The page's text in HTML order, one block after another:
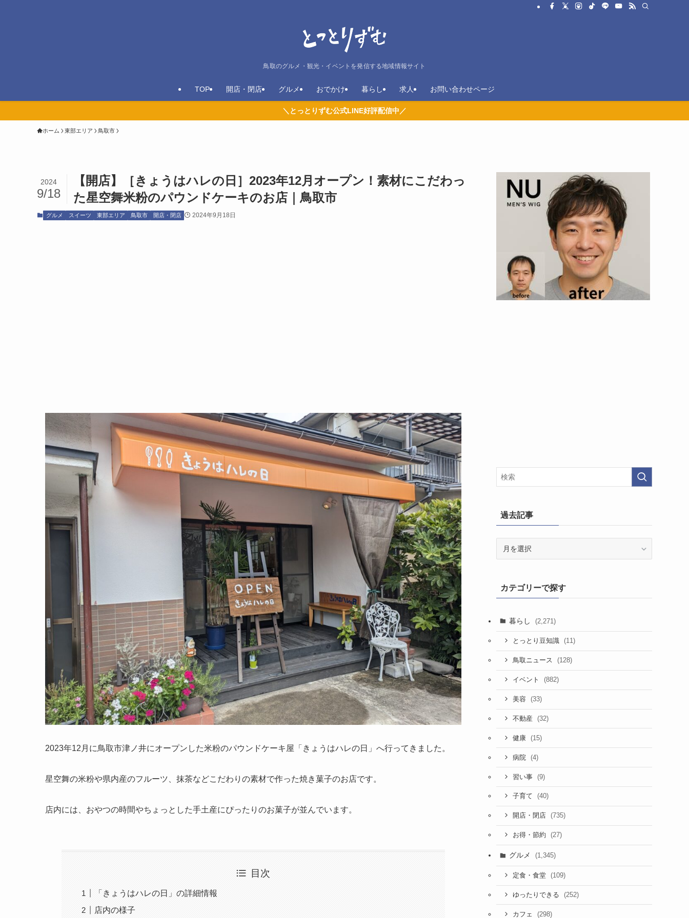
鳥取のグルメ・観光・イベントを発信する地域情報サイト
TOP 開店・閉店 グルメ おでかけ 暮らし 求人 お問い合わせページ
＼とっとりずむ公式LINE好評配信中／
ホーム 東部エリア 鳥取市
【開店】［きょうはハレの日］2023年12月オープン！素材にこだわっ
た星空舞米粉のパウンドケーキのお店｜鳥取市
2024
9/18
グルメ スイーツ 東部エリア 鳥取市 開店・閉店 2024年9月18日
2023年12月に鳥取市津ノ井にオープンした米粉のパウンドケーキ屋「きょうはハレの日」へ行ってきました。
星空舞の米粉や県内産のフルーツ、抹茶などこだわりの素材で作った焼き菓子のお店です。
店内には、おやつの時間やちょっとした手土産にぴったりのお菓子が並んでいます。
目次
「きょうはハレの日」の詳細情報
店内の様子
過去記事
カテゴリーで探す
暮らし (2,271)
とっとり豆知識 (11)
鳥取ニュース (128)
イベント (882)
美容 (33)
不動産 (32)
健康 (15)
病院 (4)
習い事 (9)
子育て (40)
開店・閉店 (735)
お得・節約 (27)
グルメ (1,345)
定食・食堂 (109)
ゆったりできる (252)
カフェ (298)